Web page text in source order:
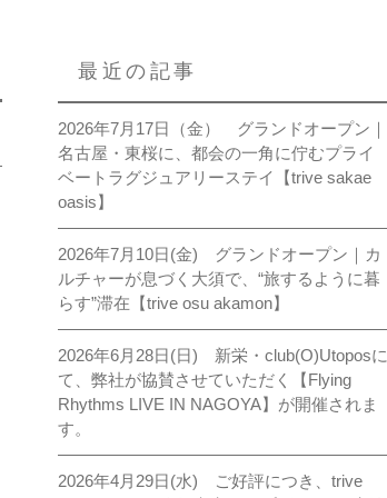
最近の記事
2026年7月17日（金） グランドオープン｜
名古屋・東桜に、都会の一角に佇むプライ
ベートラグジュアリーステイ【trive sakae
oasis】
2026年7月10日(金) グランドオープン｜カ
ルチャーが息づく大須で、“旅するように暮
らす”滞在【trive osu akamon】
2026年6月28日(日) 新栄・club(O)Utoposに
て、弊社が協賛させていただく【Flying
Rhythms LIVE IN NAGOYA】が開催されま
す。
2026年4月29日(水) ご好評につき、trive